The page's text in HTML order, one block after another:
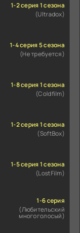
1-2 серия 1 сезона
(Ultradox)
1-4 серия 5 сезона
(Не требуется)
1-8 серия 1 сезона
(Coldfilm)
1-2 серия 1 сезона
(SoftBox)
1-5 серия 1 сезона
(LostFilm)
1-6 серия
(Любительский
многоголосый)